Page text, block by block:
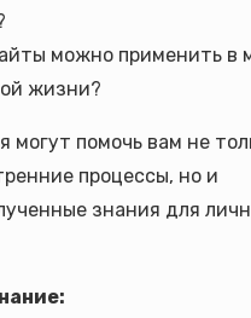
можно применить в
жизни?
могут помочь вам не
процессы, но и
знания для